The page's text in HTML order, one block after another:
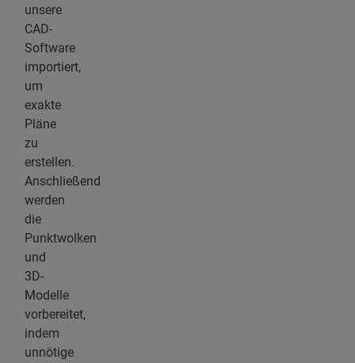
unsere
CAD-
Software
importiert,
um
exakte
Pläne
zu
erstellen.
Anschließend
werden
die
Punktwolken
und
3D-
Modelle
vorbereitet,
indem
unnötige